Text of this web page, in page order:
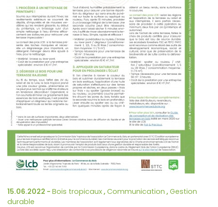
15.06.2022 - Bois tropicaux, Communication , Gestion
durable